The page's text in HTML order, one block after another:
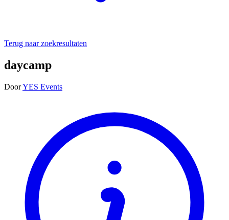
Terug naar zoekresultaten
daycamp
DoorYES Events